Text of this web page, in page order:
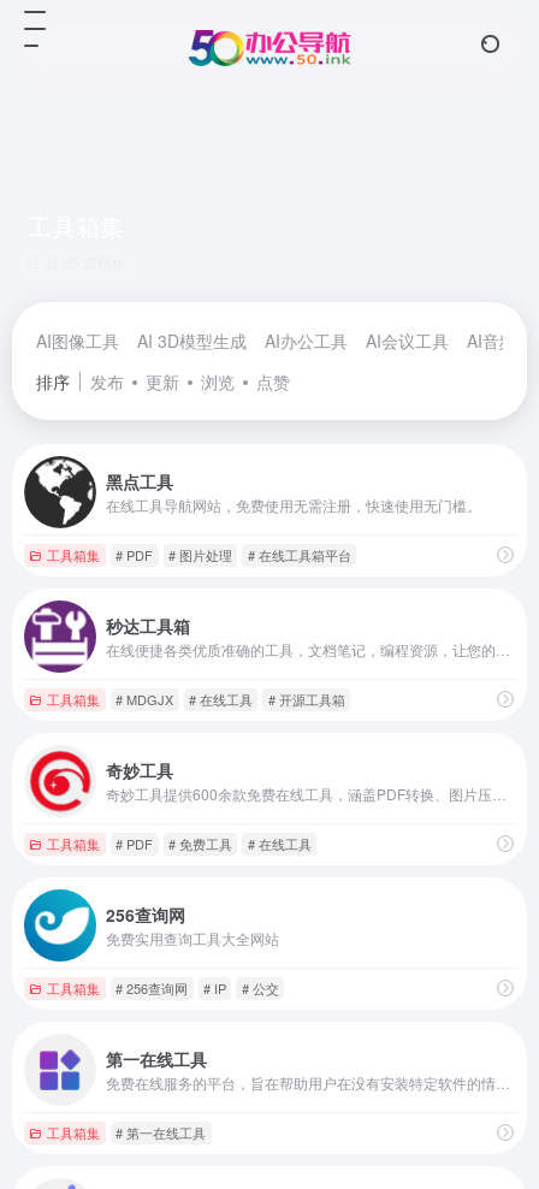
AI图像工具 AI 3D模型生成 AI办公工具 AI会议工具
AI音频工
排序
发布 更新 浏览 点赞
黑点工具
在线工具导航网站，免费使用无需注册，快速使用无门槛。
工具箱集 # PDF # 图片处理 # 在线工具箱平台
秒达工具箱
工具箱集 # MDGJX # 在线工具 # 开源工具箱
奇妙工具
工具箱集 # PDF # 免费工具 # 在线工具
256查询网
免费实用查询工具大全网站
工具箱集 # 256查询网 # IP # 公交
第一在线工具
工具箱集 # 第一在线工具